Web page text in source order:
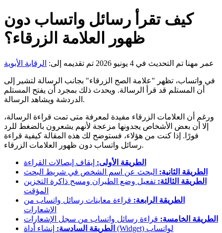
كيف تقرأ رسائل واتساب دون
ظهور العلامة الزرقاء؟
عمر مهنا تم التحديث في 4 يونيو 2026 تم تقديمه إلى: الرقابة الأبوية
في واتساب، تظهر "علامة الصح الزرقاء" بجانب الرسالة لتشير إلى
أن المستلم قد قرأ الرسالة. ويحدث ذلك بمجرد أن يفتح المستلم
الدردشة ويشاهد الرسالة.
ورغم أن العلامات الزرقاء مفيدة لمعرفة متى تمت قراءة الرسالة،
إلا أن بعض الأشخاص يجدونها مزعجة لأنهم يشعرون بالضغط للرد
فورًا. إذا كنت من هؤلاء، فستوضح لك هذه المقالة كيفية قراءة
رسائل واتساب دون ظهور العلامات الزرقاء.
الطريقة الأولى: إيقاف إيصالات القراءة
الطريقة الثانية: البحث عن اسم الشخص في شريط البحث
الطريقة الثالثة: تفعيل وضع الطيران ومسح ذاكرة التخزين
المؤقت
الطريقة الرابعة: قراءة معاينات رسائل واتساب من
الإشعارات
الطريقة الخامسة: قراءة رسائل واتساب من سجل الإشعارات
الطريقة السادسة:
إنشاء أداة (Widget) لواتساب